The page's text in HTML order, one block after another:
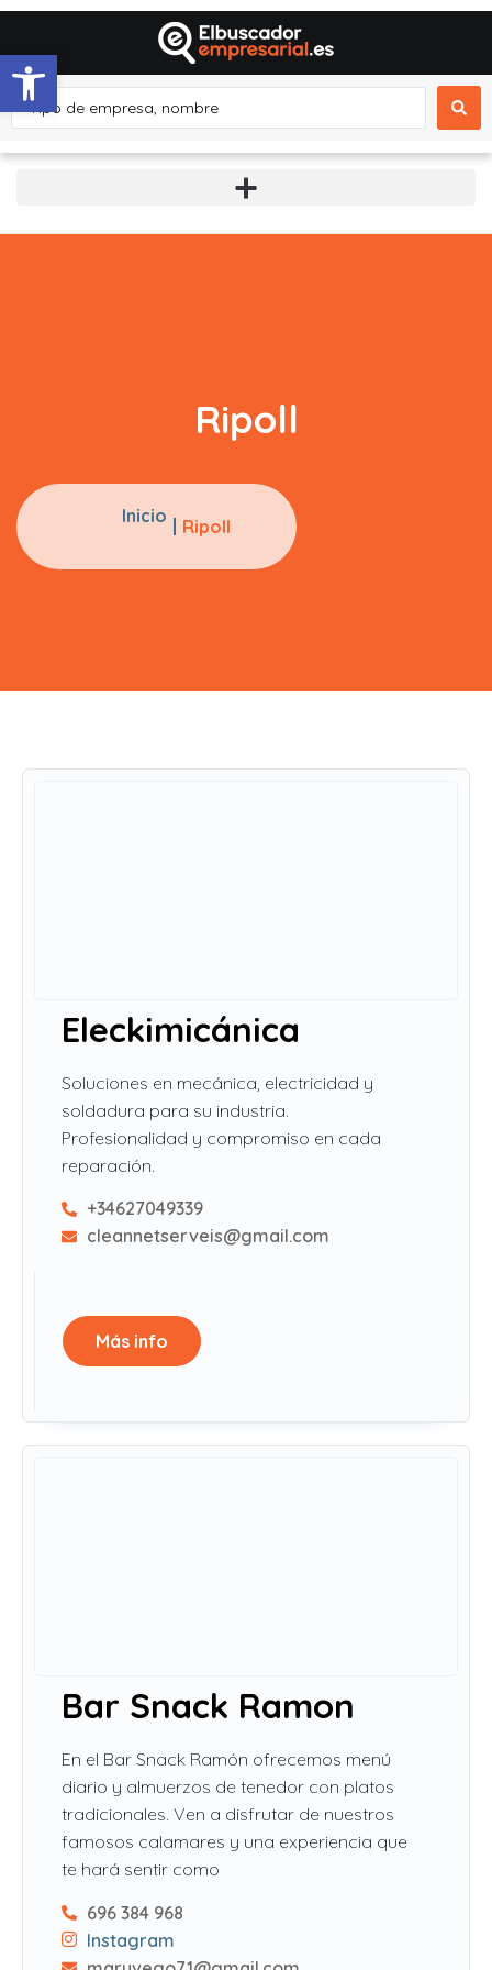
Abrir barra de herramientas
Ripoll
Inicio Ripoll
Eleckimicánica
Soluciones en mecánica, electricidad y
soldadura para su industria.
Profesionalidad y compromiso en cada
reparación.
+34627049339
cleannetserveis@gmail.com
Más info
Bar Snack Ramon
En el Bar Snack Ramón ofrecemos menú
diario y almuerzos de tenedor con platos
tradicionales. Ven a disfrutar de nuestros
famosos calamares y una experiencia que
te hará sentir como
696 384 968
Instagram